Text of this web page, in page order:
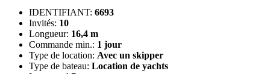
IDENTIFIANT: 6693
Invités: 10
Longueur: 16,4 m
Commande min.: 1 jour
Type de location: Avec un skipper
Type de bateau: Location de yachts